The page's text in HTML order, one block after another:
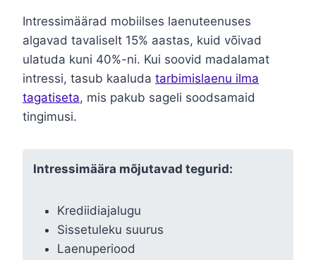
Intressimäärad mobiilses laenuteenuses
algavad tavaliselt 15% aastas, kuid võivad
ulatuda kuni 40%-ni. Kui soovid madalamat
intressi, tasub kaaluda tarbimislaenu ilma
tagatiseta, mis pakub sageli soodsamaid
tingimusi.
Intressimäära mõjutavad tegurid:
Krediidiajalugu
Sissetuleku suurus
Laenuperiood